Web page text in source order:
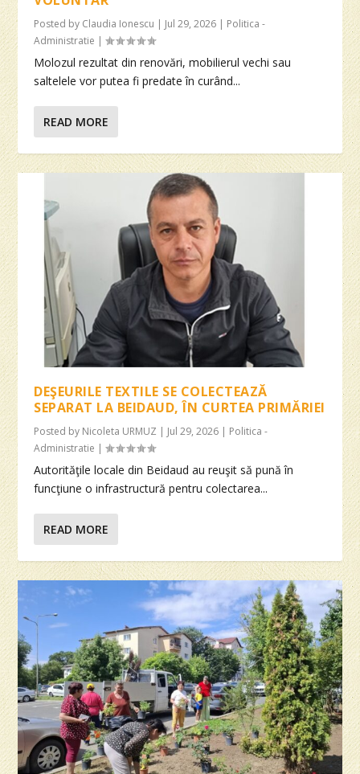
Posted by Claudia Ionescu | Jul 29, 2026 | Politica -
Administratie |
Molozul rezultat din renovări, mobilierul vechi sau
saltelele vor putea fi predate în curând...
READ MORE
DEŞEURILE TEXTILE SE COLECTEAZĂ
SEPARAT LA BEIDAUD, ÎN CURTEA PRIMĂRIEI
Posted by Nicoleta URMUZ | Jul 29, 2026 | Politica -
Administratie |
Autorităţile locale din Beidaud au reuşit să pună în
funcţiune o infrastructură pentru colectarea...
READ MORE